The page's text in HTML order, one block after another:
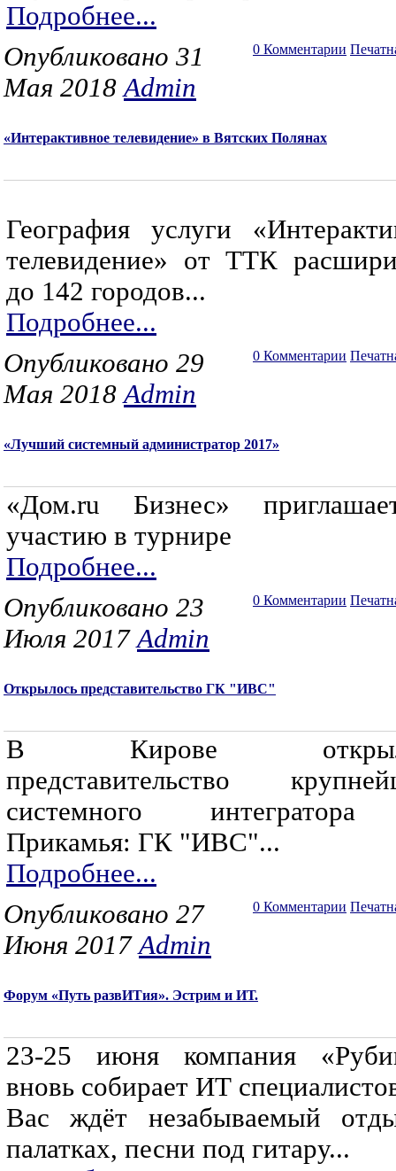
Подробнее...
0 Комментарии
Опубликовано 31
Мая 2018Admin
«Интерактивное телевидение» в Вятских Полянах
География услуги
телевидение» от ТТК
до 142 городов...
Подробнее...
0 Комментарии
Опубликовано 29
Мая 2018Admin
«Лучший системный администратор 2017»
«Дом.ru Бизнес»
участию в турнире
Подробнее...
0 Комментарии
Опубликовано 23
Июля 2017Admin
Открылось представительство ГК "ИВС"
В Кирове
представительство
системного
Прикамья: ГК "ИВС"...
Подробнее...
0 Комментарии
Опубликовано 27
Июня 2017Admin
Форум «Путь развИТия». Эстрим и ИТ.
23-25 июня компания
вновь собирает ИТ
Вас ждёт незабываемый
палатках, песни под гитару...